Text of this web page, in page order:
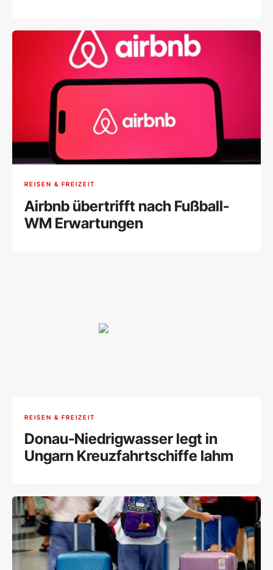
REISEN & FREIZEIT
Airbnb übertrifft nach Fußball-
WM Erwartungen
REISEN & FREIZEIT
Donau-Niedrigwasser legt in
Ungarn Kreuzfahrtschiffe lahm